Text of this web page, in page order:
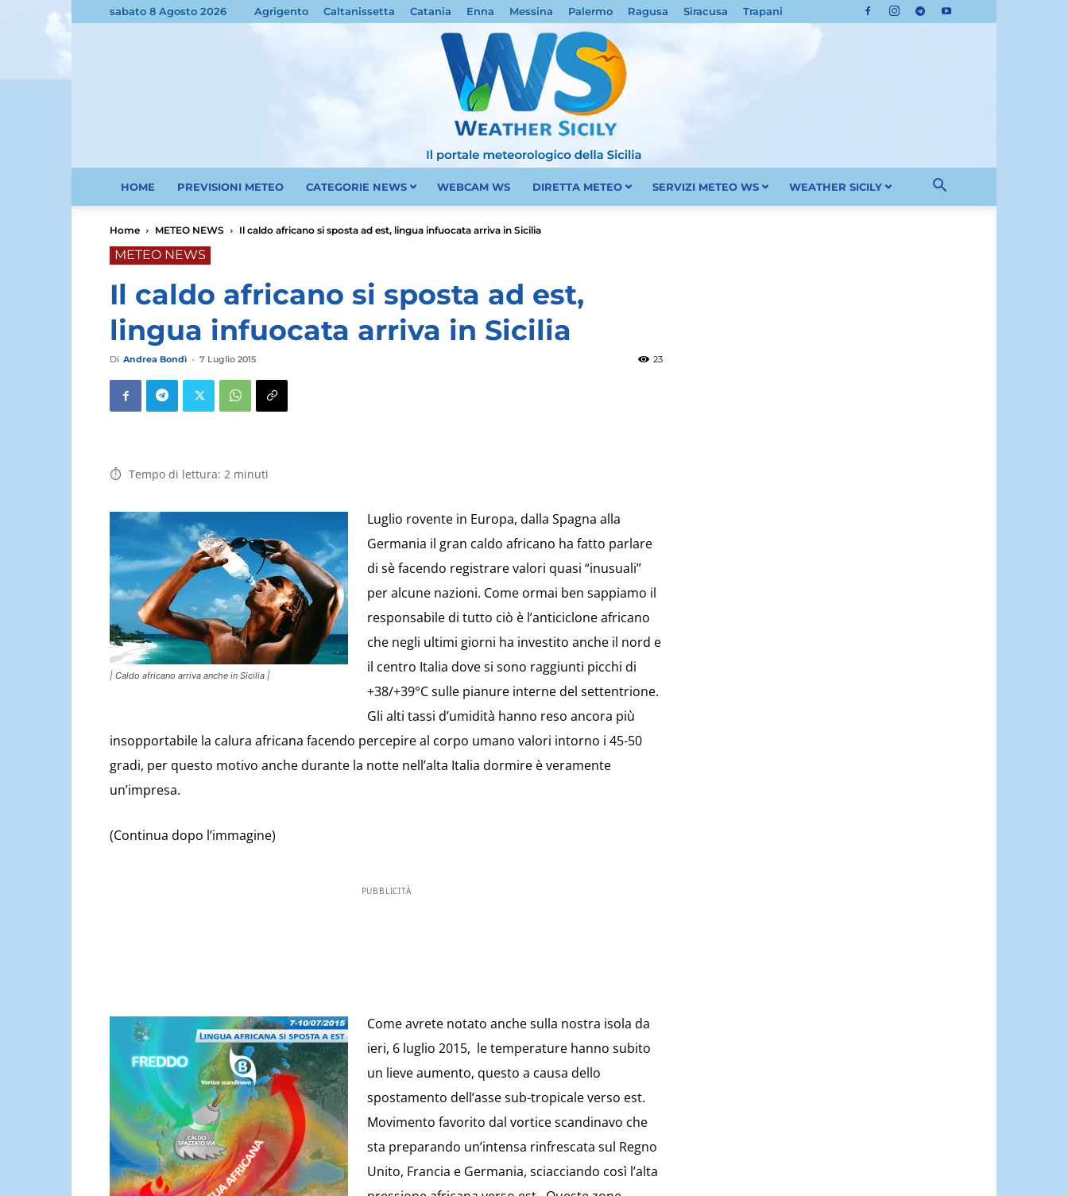
sabato 8 Agosto 2026 Agrigento Caltanissetta Catania Enna Messina Palermo Ragusa Siracusa Trapani
Sicilia
Weather
HOME PREVISIONI METEO CATEGORIE NEWS WEBCAM WS DIRETTA METEO SERVIZI METEO WS WEATHER SICILY
Home METEO NEWS Il caldo africano si sposta ad est, lingua infuocata arriva in Sicilia
METEO NEWS
Il caldo africano si sposta ad est,
lingua infuocata arriva in Sicilia
Di Andrea Bondì - 7 Luglio 2015 23
Tempo di lettura: 2 minuti
| Caldo africano arriva anche in Sicilia |
Luglio rovente in Europa, dalla Spagna alla
Germania il gran caldo africano ha fatto parlare
di sè facendo registrare valori quasi “inusuali”
per alcune nazioni. Come ormai ben sappiamo il
responsabile di tutto ciò è l’anticiclone africano
che negli ultimi giorni ha investito anche il nord e
il centro Italia dove si sono raggiunti picchi di
+38/+39°C sulle pianure interne del settentrione.
Gli alti tassi d’umidità hanno reso ancora più
insopportabile la calura africana facendo percepire al corpo umano valori intorno i 45-50
gradi, per questo motivo anche durante la notte nell’alta Italia dormire è veramente
un’impresa.
(Continua dopo l’immagine)
PUBBLICITÀ
Come avrete notato anche sulla nostra isola da
ieri, 6 luglio 2015, le temperature hanno subito
un lieve aumento, questo a causa dello
spostamento dell’asse sub-tropicale verso est.
Movimento favorito dal vortice scandinavo che
sta preparando un’intensa rinfrescata sul Regno
Unito, Francia e Germania, sciacciando così l’alta